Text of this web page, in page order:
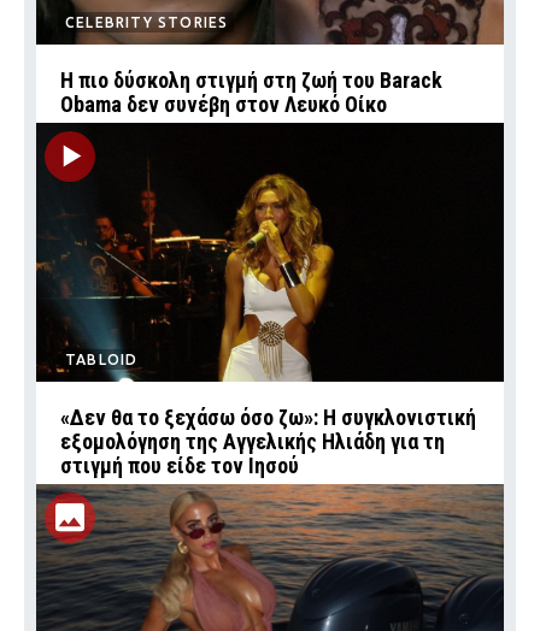
CELEBRITY STORIES
Η πιο δύσκολη στιγμή στη ζωή του Barack
Obama δεν συνέβη στον Λευκό Οίκο
TABLOID
«Δεν θα το ξεχάσω όσο ζω»: Η συγκλονιστική
εξομολόγηση της Αγγελικής Ηλιάδη για τη
στιγμή που είδε τον Ιησού